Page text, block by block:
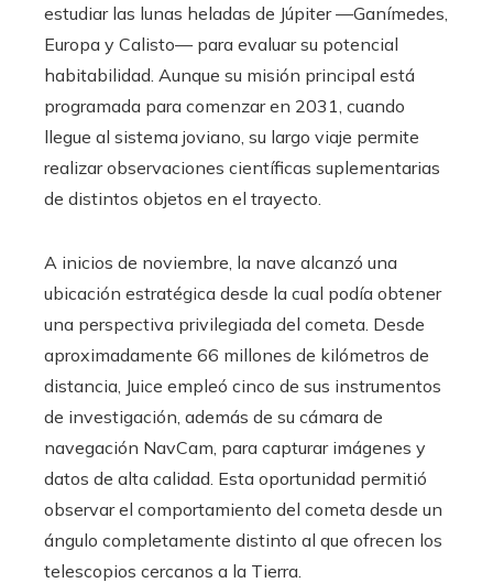
estudiar las lunas heladas de Júpiter —Ganímedes,
Europa y Calisto— para evaluar su potencial
habitabilidad. Aunque su misión principal está
programada para comenzar en 2031, cuando
llegue al sistema joviano, su largo viaje permite
realizar observaciones científicas suplementarias
de distintos objetos en el trayecto.
A inicios de noviembre, la nave alcanzó una
ubicación estratégica desde la cual podía obtener
una perspectiva privilegiada del cometa. Desde
aproximadamente 66 millones de kilómetros de
distancia, Juice empleó cinco de sus instrumentos
de investigación, además de su cámara de
navegación NavCam, para capturar imágenes y
datos de alta calidad. Esta oportunidad permitió
observar el comportamiento del cometa desde un
ángulo completamente distinto al que ofrecen los
telescopios cercanos a la Tierra.